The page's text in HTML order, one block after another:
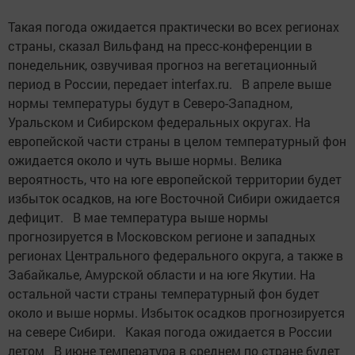
Такая погода ожидается практически во всех регионах
страны, сказал Вильфанд на пресс-конференции в
понедельник, озвучивая прогноз на вегетационный
период в России, передает interfax.ru. В апреле выше
нормы температуры будут в Северо-Западном,
Уральском и Сибирском федеральных округах. На
европейской части страны в целом температурный фон
ожидается около и чуть выше нормы. Велика
вероятность, что на юге европейской территории будет
избыток осадков, на юге Восточной Сибири ожидается
дефицит. В мае температура выше нормы
прогнозируется в Московском регионе и западных
регионах Центрального федерального округа, а также в
Забайкалье, Амурской области и на юге Якутии. На
остальной части страны температурный фон будет
около и выше нормы. Избыток осадков прогнозируется
на севере Сибири. Какая погода ожидается в России
летом В июне температура в среднем по стране будет